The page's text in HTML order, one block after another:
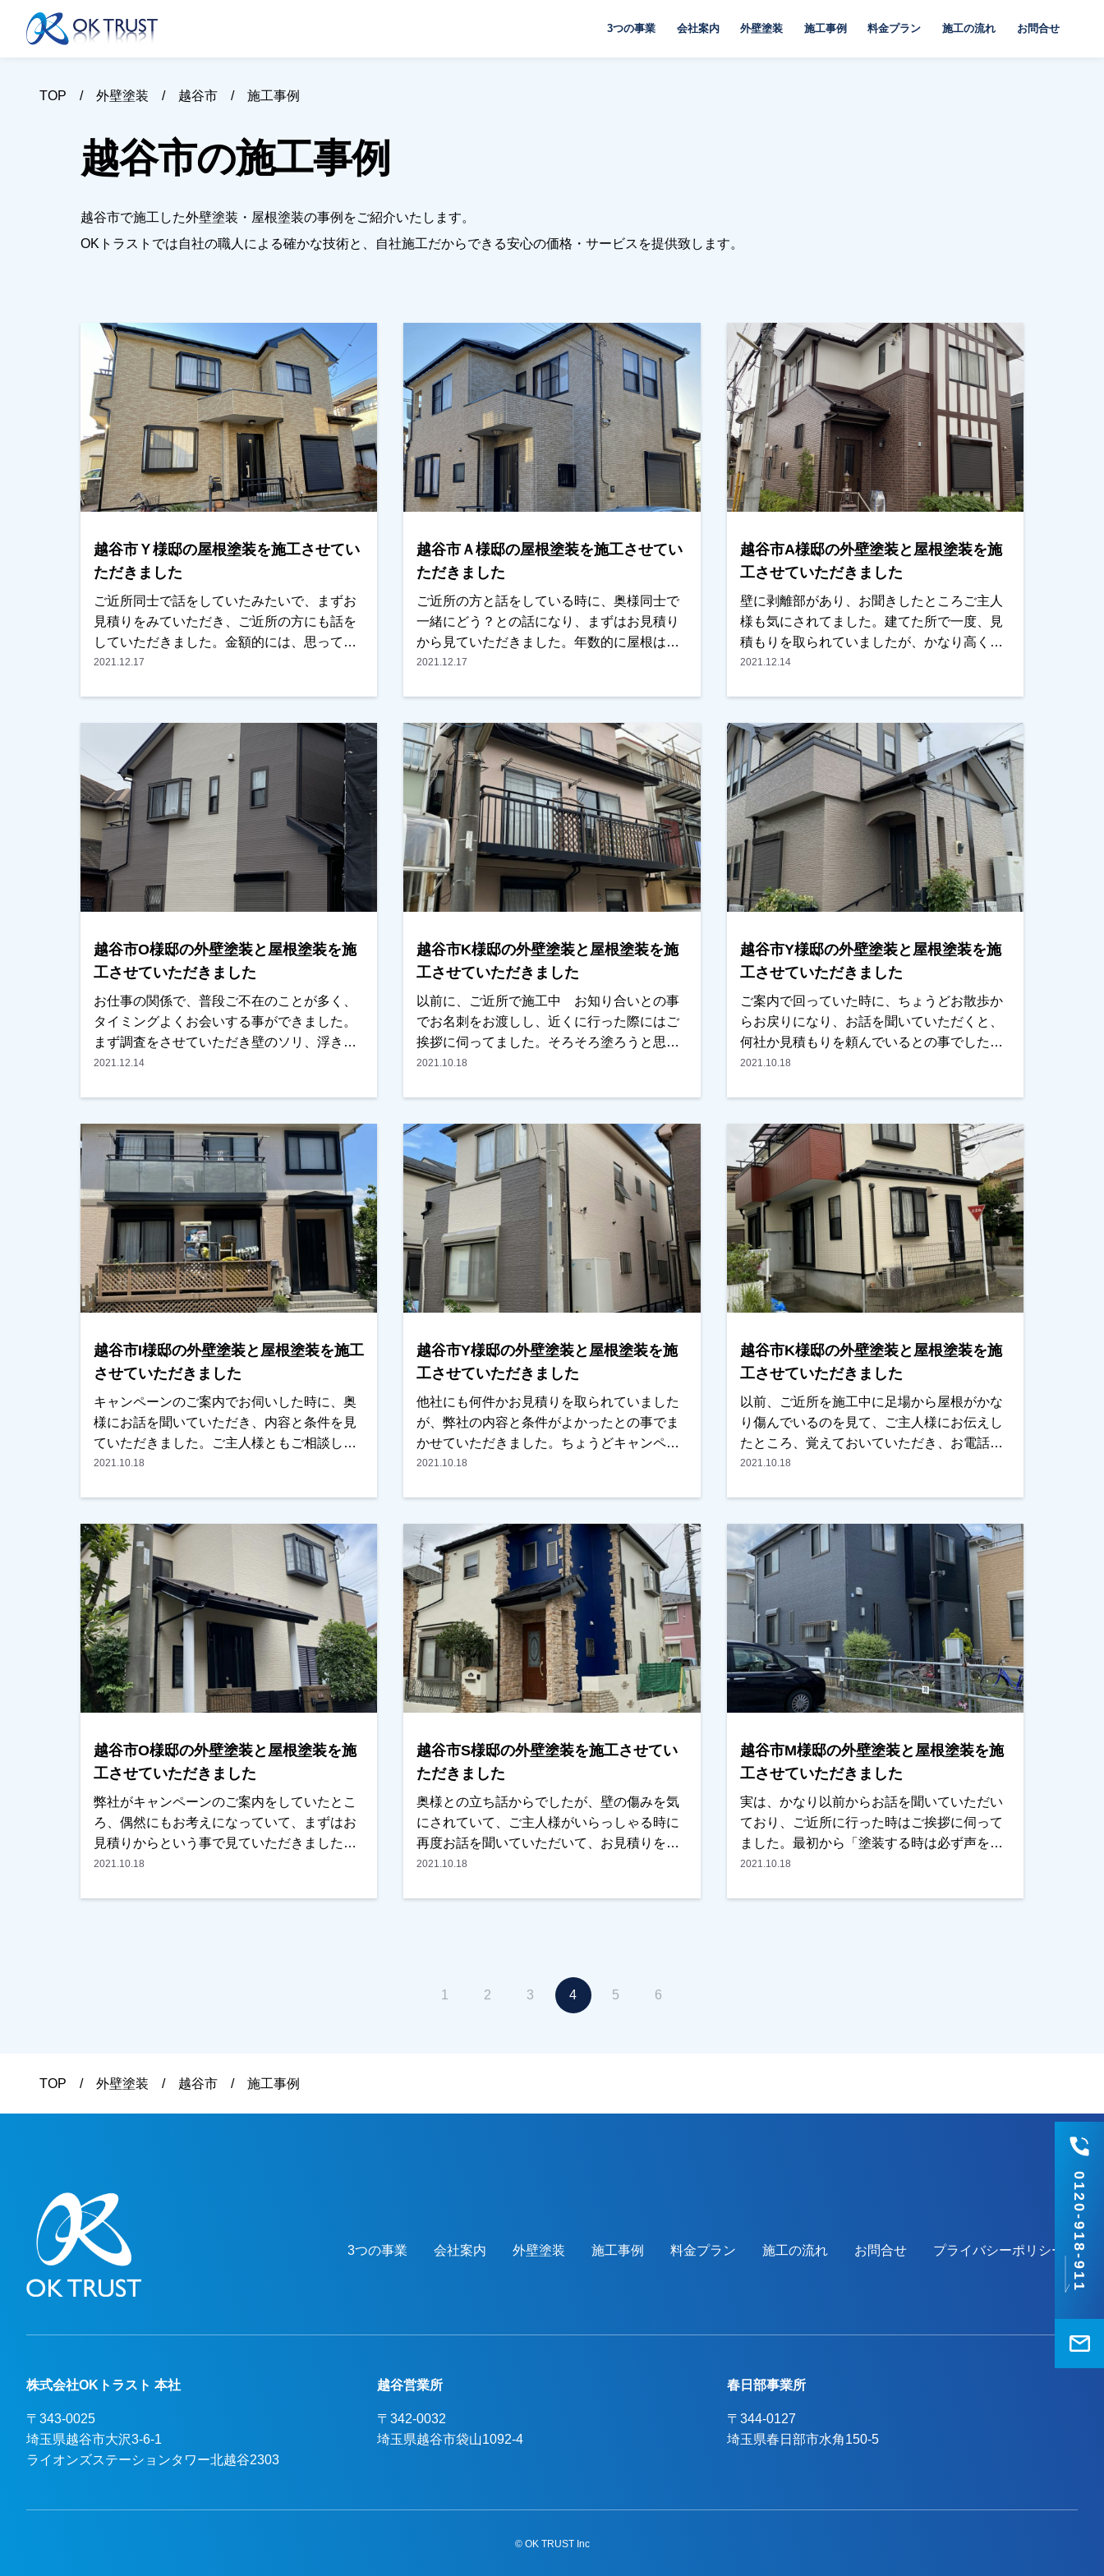
3つの事業 会社案内 外壁塗装 施工事例 料金プラン 施工の流れ お問合せ
0120-918-911
TOP 外壁塗装 越谷市 施工事例
越谷市の施工事例
越谷市で施工した外壁塗装・屋根塗装の事例をご紹介いたします。
OKトラストでは自社の職人による確かな技術と、自社施工だからできる安心の価格・サービスを提供致します。
越谷市Ｙ様邸の屋根塗装を施工させてい
ただきました
ご近所同士で話をしていたみたいで、まずお
見積りをみていただき、ご近所の方にも話を
していただきました。金額的には、思ってい
た予算よりオーバーしていましたが、ご近所
根と付帯部塗装でしたが、10年以上経ってま
したので、屋根の傷みが目立ってました。普
段見えないとこででもあり、このままであれ
ば屋根を被せるやり方になっていたかもしれ
ません。今回塗ったことにより、しばらくは
大丈夫と思います。
2021.12.17
越谷市Ａ様邸の屋根塗装を施工させてい
ただきました
ご近所の方と話をしている時に、奥様同士で
一緒にどう？との話になり、まずはお見積り
から見ていただきました。年数的に屋根はも
う塗ったほうがいいとのお考えではありまし
ろ、内容・条件ともに気に入っていいただき
任せていただきました。建ててから、10年以
上おたちの様でしたので傷みもかなりありま
しがた、もう少し遅ければ塗装では無理にな
った可能性もありました。ただ、今回塗った
事でしばらくは大丈夫と思います。越谷市・
春日部市・野田市で外壁塗装をお考えのお客
様、まずはご相談からでも大丈夫です！お気
軽にご相談ください。
2021.12.17
越谷市A様邸の外壁塗装と屋根塗装を施
工させていただきました
壁に剥離部があり、お聞きしたところご主人
様も気にされてました。建てた所で一度、見
積もりを取られていましたが、かなり高くし
ばらくは様子を見ていたとの事でした。弊社
り、内容・条件ともにご納得いただき、任せ
ていただきました。施工の際に、以前飼って
いた犬がかじった？傷があったのですが、弊
社の職人が全くわからないくらいに仕上げて
いたのでびっくりされていました（（笑）ハ
クリ部につきましても目立たなくなり、仕上
りとしてご満足いただけました。ありがとう
ございました。越谷市・春日部市・野田市で
外壁塗装をお考えのお客様、まずはご相談か
らでも大丈夫です！お気軽にご相談くださ
2021.12.14
越谷市O様邸の外壁塗装と屋根塗装を施
工させていただきました
お仕事の関係で、普段ご不在のことが多く、
タイミングよくお会いする事ができました。
まず調査をさせていただき壁のソリ、浮きな
ど傷み具合をご説明いたしました。もう塗っ
いただきました。傷みについてご主人様も以
前から気にされていて、ご自身でも何か所か
補修はしていましたが、納まりきらず、施工
時にビズ止め・コーキング補修をしました。
奥様が２色で塗りたいとの事で、色分けをど
うするか悩んでいましたが、最終的に気に入
っていただきました。ありがとうございまし
た。越谷市・春日部市・野田市で外壁塗装を
お考えのお客様、まずはご相談からでも大丈
夫です！お気軽にご相談ください。
2021.12.14
越谷市K様邸の外壁塗装と屋根塗装を施
工させていただきました
以前に、ご近所で施工中 お知り合いとの事
でお名刺をお渡しし、近くに行った際にはご
挨拶に伺ってました。そろそろ塗ろうと思っ
ているが、他社との相見積もりになるとの事
に協力的なかたで、助かりました。ありがと
うございました。越谷市、春日部市、野田市
で外壁塗装をお考えのお客様、まずはご相談
からでもいＯＫです！ご遠慮なくお申しつけ
ください！よろしくお願いいたします。
2021.10.18
越谷市Y様邸の外壁塗装と屋根塗装を施
工させていただきました
ご案内で回っていた時に、ちょうどお散歩か
らお戻りになり、お話を聞いていただくと、
何社か見積もりを頼んでいるとの事でしたの
で、弊社も見て頂くことになりました。キャ
ただきました。ご主人様は非常に奥様思いの
方で、色もすべて奥様が好きな色でいいとの
事で、奥様が喜んでくれたらいいとのことで
した。本当に優しいご主人様です！色を決め
る際には、奥様もかなり悩まれたようでした
が、最終的にいい色でよかったと言っていた
だきました！本当にありがとうございまし
た！越谷市、春日部市、野田市で外壁塗装を
お考えのお客様、まずはご相談からでもＯＫ
です！ご遠慮なくお申しつけください！よろ
2021.10.18
越谷市I様邸の外壁塗装と屋根塗装を施工
させていただきました
キャンペーンのご案内でお伺いした時に、奥
様にお話を聞いていただき、内容と条件を見
ていただきました。ご主人様ともご相談して
おくとの事で、後日お電話をさしていただい
だきました。着工までと着工後もご主人様と
ご連絡を取り合い、色決め・気になるとこ
ろ・仕上がり等ご確認をしていただきまし
た。「綺麗に仕上がった」と喜んでいただき
本当に嬉しかったです！ありがとうございま
した。越谷市、春日部市、野田市で外壁塗装
をお考えのお客様、まずはご相談からでもＯ
Ｋです！ご遠慮なくお申しつけください！よ
ろしくお願いいたします。
2021.10.18
越谷市Y様邸の外壁塗装と屋根塗装を施
工させていただきました
他社にも何件かお見積りを取られていました
が、弊社の内容と条件がよかったとの事でま
かせていただきました。ちょうどキャンペー
ン中でもあり、屋根はフッ素を使用いたしま
た感がありました。本当にありがとうござい
ました。越谷市、春日部市、野田市で外壁塗
装をお考えのお客様、まずはご相談からでも
ＯＫです！ご遠慮なくお申しつけください！
よろしくお願いいたします。
2021.10.18
越谷市K様邸の外壁塗装と屋根塗装を施
工させていただきました
以前、ご近所を施工中に足場から屋根がかな
り傷んでいるのを見て、ご主人様にお伝えし
たところ、覚えておいていただき、お電話を
いただきました。すごく律儀な方で、本当に
先され（笑）でも、優しいご主人様が譲った
感じでした。仕上りも大丈夫を非常に喜んで
いただけました。ありがとうございました。
越谷市、春日部市、野田市で外壁塗装をお考
えのお客様、まずはご相談からでもＯＫで
す！ご遠慮なくお申しつけください！よろし
くお願いいたします。
2021.10.18
越谷市O様邸の外壁塗装と屋根塗装を施
工させていただきました
弊社がキャンペーンのご案内をしていたとこ
ろ、偶然にもお考えになっていて、まずはお
見積りからという事で見ていただきました。
キャンペーン中で屋根材はフッ素を使用する
2021.10.18
越谷市S様邸の外壁塗装を施工させてい
ただきました
奥様との立ち話からでしたが、壁の傷みを気
にされていて、ご主人様がいらっしゃる時に
再度お話を聞いていただいて、お見積りをみ
ていただきました。内容・条件ともに他社よ
市、春日部市、野田市で外壁塗装をお考えの
お客様、まずはご相談からでもＯＫです！ご
2021.10.18
越谷市M様邸の外壁塗装と屋根塗装を施
工させていただきました
実は、かなり以前からお話を聞いていただい
ており、ご近所に行った時はご挨拶に伺って
ました。最初から「塗装する時は必ず声をか
ける」と言っていただいてましたが、本当に
2021.10.18
1 2 3 4 5 6
TOP 外壁塗装 越谷市 施工事例
3つの事業 会社案内 外壁塗装 施工事例 料金プラン 施工の流れ お問合せ プライバシーポリシー
株式会社OKトラスト 本社
〒343-0025
埼玉県越谷市大沢3-6-1
ライオンズステーションタワー北越谷2303
越谷営業所
〒342-0032
埼玉県越谷市袋山1092-4
春日部事業所
〒344-0127
埼玉県春日部市水角150-5
© OK TRUST Inc